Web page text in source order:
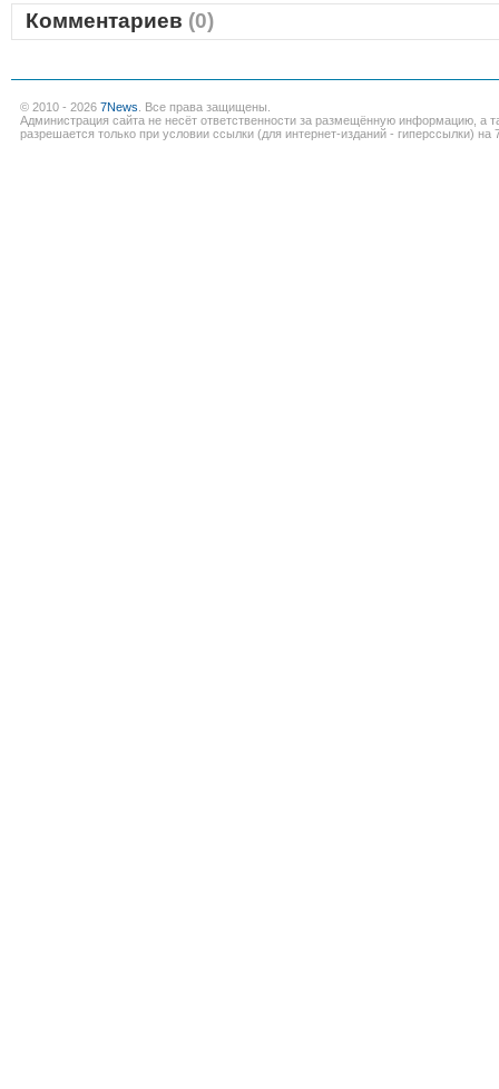
Комментариев (0)
© 2010 - 2026 7News . Все права защищены.
Администрация сайта не несёт ответственности за размещённую информацию, а
разрешается только при условии ссылки (для интернет-изданий - гиперссылки) на